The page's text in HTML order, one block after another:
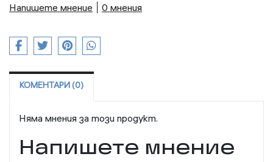
Напишете мнение
0 мнения
КОМЕНТАРИ (0)
Няма мнения за този продукт.
Напишете мнение